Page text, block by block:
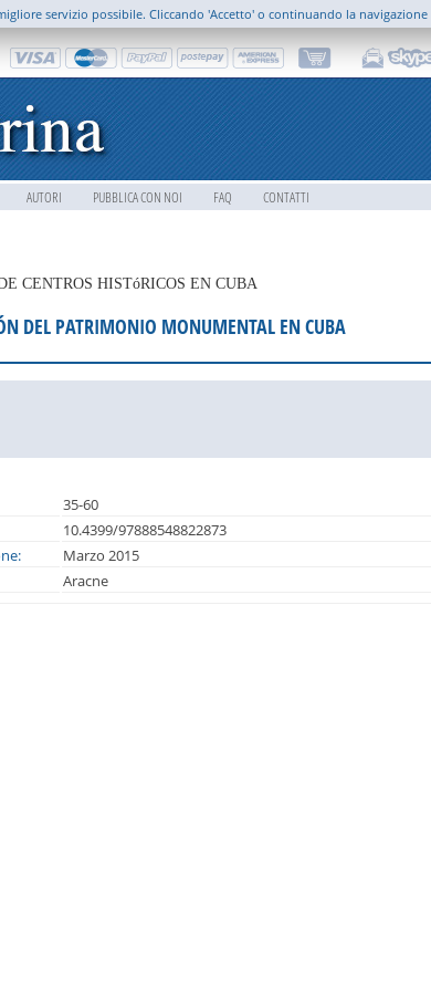
AUTORI PUBBLICA CON NOI FAQ CONTATTI
servizio possibile. Cliccando 'Accetto' o continuando la
CENTROS HISTóRICOS EN CUBA
DEL PATRIMONIO MONUMENTAL EN CUBA
35-60
10.4399/97888548822873
Marzo 2015
Aracne